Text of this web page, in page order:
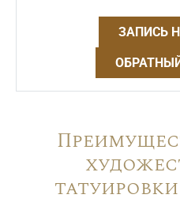
ЗАПИСЬ